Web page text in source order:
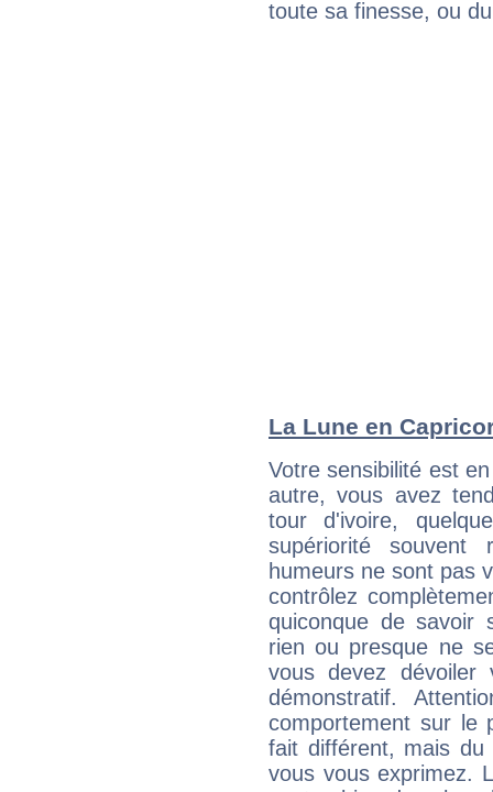
toute sa finesse, ou
La Lune en
Votre sensibilité est
autre, vous avez
tour d'ivoire,
supériorité souvent
humeurs ne sont pas
contrôlez
quiconque de savoir
rien ou presque ne
vous devez
démonstratif.
comportement sur le
fait différent, mais du
vous vous exprimez.